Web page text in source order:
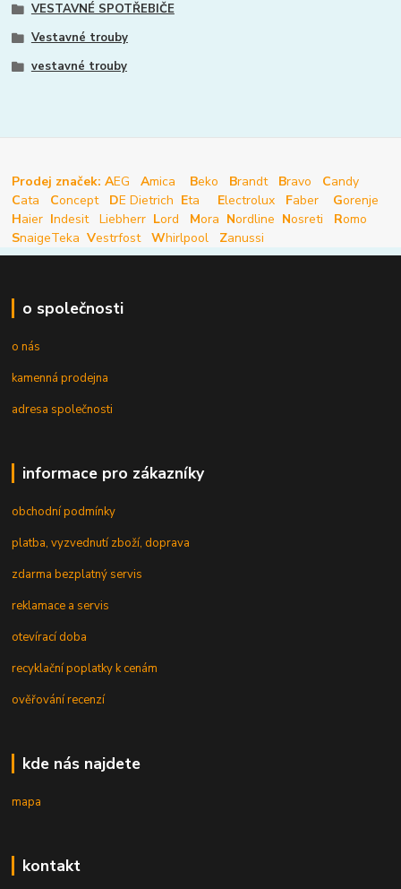
VESTAVNÉ SPOTŘEBIČE
Vestavné trouby
vestavné trouby
Prodej značek: AEG Amica Beko Brandt Bravo Candy
Cata Concept DE Dietrich Eta Electrolux Faber Gorenje
Haier Indesit Liebherr Lord Mora Nordline Nosreti Romo
SnaigeTeka Vestrfost Whirlpool Zanussi
o společnosti
o nás
kamenná prodejna
adresa společnosti
informace pro zákazníky
obchodní podmínky
platba, vyzvednutí zboží, doprava
zdarma bezplatný servis
reklamace a servis
otevírací doba
recyklační poplatky k cenám
ověřování recenzí
kde nás najdete
mapa
kontakt